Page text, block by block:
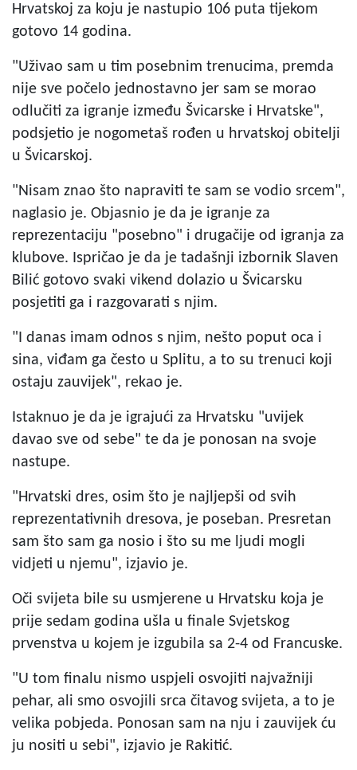
Hrvatskoj za koju je nastupio 106 puta tijekom
gotovo 14 godina.
"Uživao sam u tim posebnim trenucima, premda
nije sve počelo jednostavno jer sam se morao
odlučiti za igranje između Švicarske i Hrvatske",
podsjetio je nogometaš rođen u hrvatskoj obitelji
u Švicarskoj.
"Nisam znao što napraviti te sam se vodio srcem",
naglasio je. Objasnio je da je igranje za
reprezentaciju "posebno" i drugačije od igranja za
klubove. Ispričao je da je tadašnji izbornik Slaven
Bilić gotovo svaki vikend dolazio u Švicarsku
posjetiti ga i razgovarati s njim.
"I danas imam odnos s njim, nešto poput oca i
sina, viđam ga često u Splitu, a to su trenuci koji
ostaju zauvijek", rekao je.
Istaknuo je da je igrajući za Hrvatsku "uvijek
davao sve od sebe" te da je ponosan na svoje
nastupe.
"Hrvatski dres, osim što je najljepši od svih
reprezentativnih dresova, je poseban. Presretan
sam što sam ga nosio i što su me ljudi mogli
vidjeti u njemu", izjavio je.
Oči svijeta bile su usmjerene u Hrvatsku koja je
prije sedam godina ušla u finale Svjetskog
prvenstva u kojem je izgubila sa 2-4 od Francuske.
"U tom finalu nismo uspjeli osvojiti najvažniji
pehar, ali smo osvojili srca čitavog svijeta, a to je
velika pobjeda. Ponosan sam na nju i zauvijek ću
ju nositi u sebi", izjavio je Rakitić.